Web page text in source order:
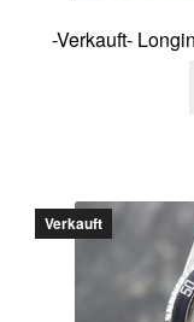
-Verkauft-
Verkauft